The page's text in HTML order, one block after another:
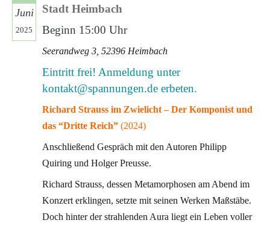
Juni
2025
Stadt Heimbach
Beginn 15:00 Uhr
Seerandweg 3, 52396 Heimbach
Eintritt frei! Anmeldung unter
kontakt@spannungen.de erbeten.
Richard Strauss im Zwielicht – Der Komponist und
das “Dritte Reich” (2024)
Anschließend Gespräch mit den Autoren Philipp
Quiring und Holger Preusse.
Richard Strauss, dessen Metamorphosen am Abend im
Konzert erklingen, setzte mit seinen Werken Maßstäbe.
Doch hinter der strahlenden Aura liegt ein Leben voller